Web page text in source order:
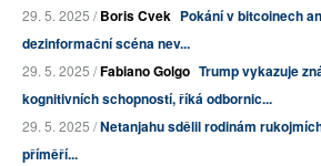
29. 5. 2025 /Boris Cvek Pokání v bitcoinech
dezinformační scéna nev...
29. 5. 2025 /Fabiano Golgo Trump vykazuje
kognitivních schopností, říká odbornic...
29. 5. 2025 /Netanjahu sdělil rodinám
příměří...